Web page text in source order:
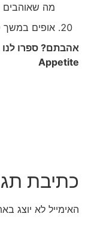
מה שאוהבים
אופים במשך 35-40 דקות עד הזהבה
אהבתם? ספרו לנו
Appetite
כתיבת
האימייל לא יוצג באתר.